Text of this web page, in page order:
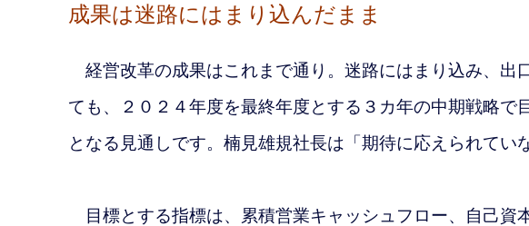
成果は迷路にはまり込んだまま
経営改革の成果はこれまで通り。迷路にはまり込み、出
ても、２０２４年度を最終年度とする３カ年の中期戦略で
となる見通しです。楠見雄規社長は「期待に応えられてい
目標とする指標は、累積営業キャッシュフロー、自己資